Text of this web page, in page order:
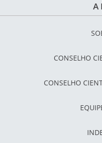
A
CONSELHO
CONSELHO